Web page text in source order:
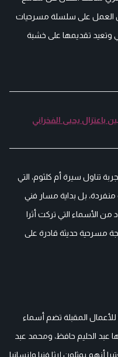
العمل على سلسلة مسرحيات
وتعيد تقديمها على خشبة
باعتزال يحيى الفخراني
تناول سيرة أم كلثوم، التي
بل بداية مسار فني
الأسماء التي تركت أثرا
مسرحية حديثة قادرة على
المقبلة تضم أسماء
عبد الحليم حافظ، ومحمد عبد
أنهم يمثلون إرثا فنيا وإنسانيا